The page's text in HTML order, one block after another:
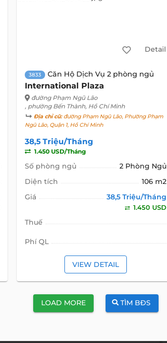
Detail
3833 Căn Hộ Dịch Vụ 2 phòng ngủ
International Plaza
đường Phạm Ngũ Lão
, phường Bến Thành, Hồ Chí Minh
Địa chỉ cũ:đường Phạm Ngũ Lão, Phường Phạm
Ngũ Lão, Quận 1, Hồ Chí Minh
38,5 Triệu/Tháng
1.450 USD/Tháng
Số phòng ngủ
2 Phòng Ngủ
Diện tích
106 m2
Giá
38,5 Triệu/Tháng
1.450 USD
Thuế
Phí QL
VIEW DETAIL
LOAD MORE TÌM BĐS